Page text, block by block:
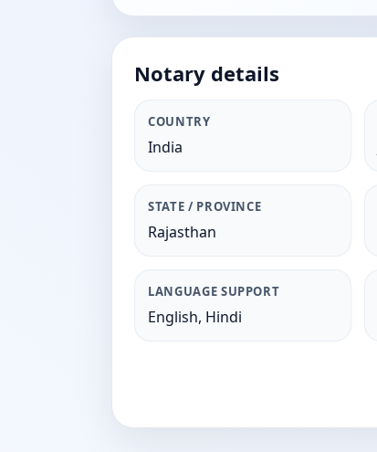
Notary details
COUNTRY
India
STATE / PROVINCE
Rajasthan
LANGUAGE SUPPORT
English, Hindi